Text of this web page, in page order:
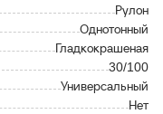
Рулон
Однотонный
Гладкокрашеная
30/100
Универсальный
Нет